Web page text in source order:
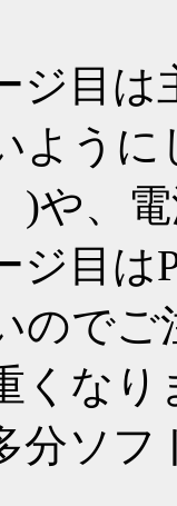
ジ目は
よう
)や、
ジ目
のでご
くなり
分ソ